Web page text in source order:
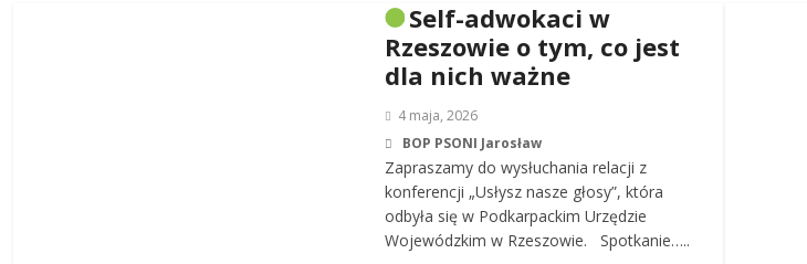
Self-adwokaci w
Rzeszowie o tym, co jest
dla nich ważne
4 maja, 2026
BOP PSONI Jarosław
Zapraszamy do wysłuchania relacji z
konferencji „Usłysz nasze głosy”, która
odbyła się w Podkarpackim Urzędzie
Wojewódzkim w Rzeszowie. Spotkanie…..